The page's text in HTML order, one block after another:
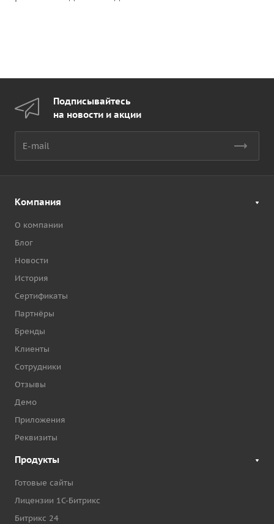
Подписывайтесь
на новости и акции
Компания
О компании
Блог
Новости
История
Сертификаты
Партнёры
Бренды
Клиенты
Сотрудники
Отзывы
Демо
Приложения
Реквизиты
Продукты
Готовые сайты
Лицензии 1С-Битрикс
Битрикс 24